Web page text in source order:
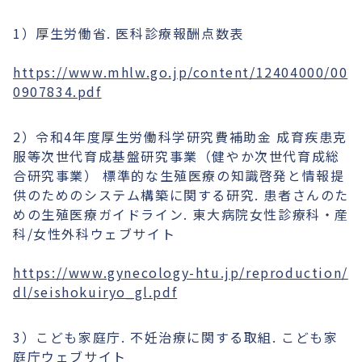
1）厚生労働省. 医科診療報酬点数表
https://www.mhlw.go.jp/content/12404000/00
0907834.pdf
2）令和4年度厚生労働科学研究費補助金 成育疾患克
服等次世代育成基盤研究事業（健やか次世代育成総
合研究事業） 標準的な生殖医療の知識啓発と情報提
供のためのシステム構築に関する研究. 患者さんのた
めの生殖医療ガイドライン. 東大病院女性診療科・産
科/女性外科ウェブサイト
https://www.gynecology-htu.jp/reproduction/
dl/seishokuiryo_gl.pdf
3）こども家庭庁. 不妊治療に関する取組. こども家
庭庁ウェブサイト